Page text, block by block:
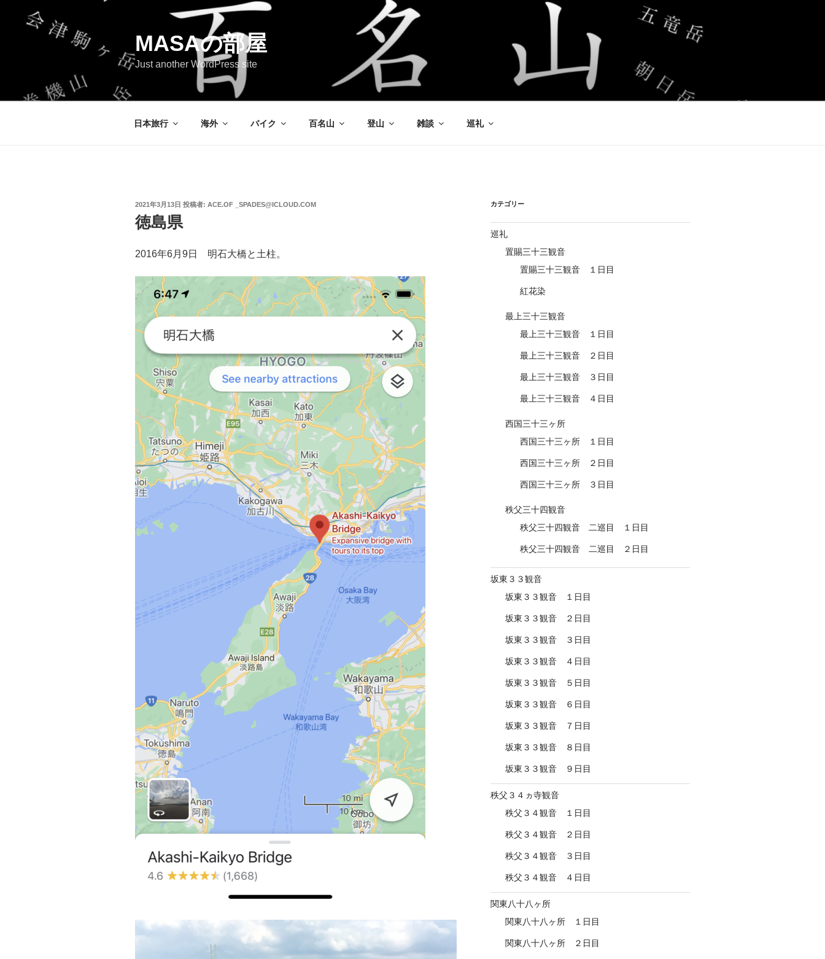
MASAの部屋
Just another WordPress site
日本旅行 海外 バイク 百名山 登山 雑談 巡礼
投
稿
日:
2021年3月13日 投稿者: ACE.OF _SPADES@ICLOUD.COM
徳島県
2016年6月9日 明石大橋と土柱。
カテゴリー
巡礼
置賜三十三観音
置賜三十三観音 １日目
紅花染
最上三十三観音
最上三十三観音 １日目
最上三十三観音 ２日目
最上三十三観音 ３日目
最上三十三観音 ４日目
西国三十三ヶ所
西国三十三ヶ所 １日目
西国三十三ヶ所 ２日目
西国三十三ヶ所 ３日目
秩父三十四観音
秩父三十四観音 二巡目 １日目
秩父三十四観音 二巡目 ２日目
坂東３３観音
坂東３３観音 １日目
坂東３３観音 ２日目
坂東３３観音 ３日目
坂東３３観音 ４日目
坂東３３観音 ５日目
坂東３３観音 ６日目
坂東３３観音 ７日目
坂東３３観音 ８日目
坂東３３観音 ９日目
秩父３４ヵ寺観音
秩父３４観音 １日目
秩父３４観音 ２日目
秩父３４観音 ３日目
秩父３４観音 ４日目
関東八十八ヶ所
関東八十八ヶ所 １日目
関東八十八ヶ所 ２日目